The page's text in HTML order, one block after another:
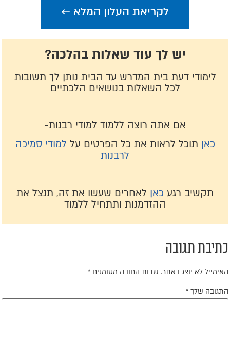
לקריאת העלון המלא ←
יש לך עוד שאלות בהלכה?
לימודי דעת בית המדרש עד הבית נותן לך תשובות
לכל השאלות בנושאים הלכתיים
אם אתה רוצה ללמוד למודי רבנות-
כאןתוכל לראות את כל הפרטים על למודי סמיכה
לרבנות
תקשיב רגע כאןלאחרים שעשו את זה, תנצל את
ההזדמנות ותתחיל ללמוד
תגובה
לא יוצג באתר. שדות החובה מסומנים
שלך*